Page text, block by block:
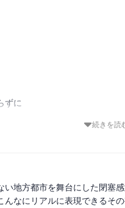
ずに
すがですわ。
続きを読
い地方都市を舞台にした閉塞
んなにリアルに表現できるそ